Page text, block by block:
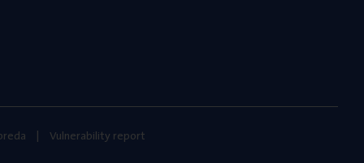
Vulnerability report